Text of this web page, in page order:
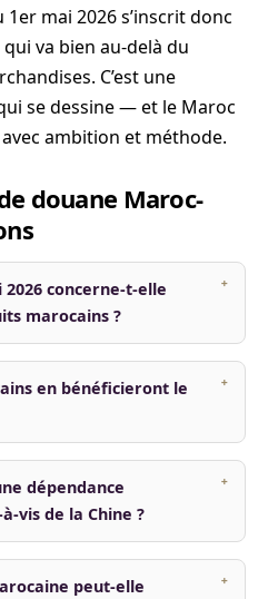
mai 2026 s’inscrit donc
va bien au-delà du
C’est une
se dessine — et le Maroc
ambition et méthode.
douane Maroc-
concerne-t-elle
marocains ?
en bénéficieront le
dépendance
vis de la Chine ?
peut-elle